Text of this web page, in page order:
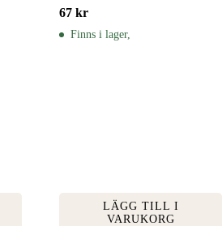
67 kr
Finns i lager,
LÄGG TILL I
VARUKORG